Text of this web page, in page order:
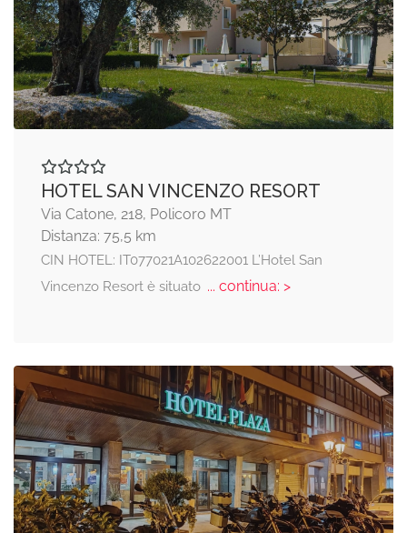
HOTEL SAN VINCENZO RESORT
Via Catone, 218, Policoro MT
Distanza: 75,5 km
CIN HOTEL: IT077021A102622001 L’Hotel San
Vincenzo Resort è situato... continua: >